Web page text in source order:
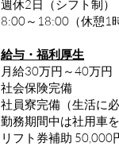
週休2日（シフト制）
8:00～18:00（休憩1
給与・福利厚生
月給30万円～40万円
社会保険完備
社員寮完備（生活に
勤務期間中は社用車
リフト券補助 50,000